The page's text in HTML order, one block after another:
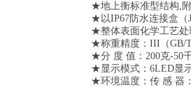
★地上衡标准型结构,
★以IP67防水连接盒（
★整体表面化学工艺处
★称重精度：III（GB/
★分 度 值：200克-50
★显示模式：6LED显
★环境温度：传 感 器